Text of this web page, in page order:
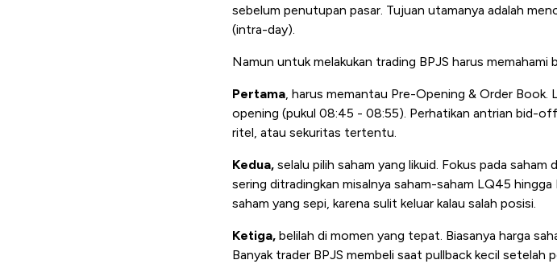
sebelum penutupan pasar. Tujuan utamanya adalah
(intra-day).
Namun untuk melakukan trading BPJS harus memahami
Pertama, harus memantau Pre-Opening & Order
opening (pukul 08:45 - 08:55). Perhatikan antrian bid-
ritel, atau sekuritas tertentu.
Kedua, selalu pilih saham yang likuid. Fokus pada
sering ditradingkan misalnya saham-saham LQ45
saham yang sepi, karena sulit keluar kalau salah posisi.
Ketiga, belilah di momen yang tepat. Biasanya harga
Banyak trader BPJS membeli saat pullback kecil setelah